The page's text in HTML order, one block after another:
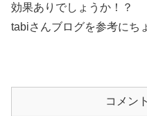
効果ありでしょうか！？
tabiさんブログを参考にち
コメン